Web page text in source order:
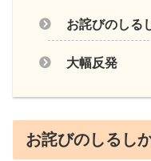
お詫びのしる
大幅反発
お詫びのしるし